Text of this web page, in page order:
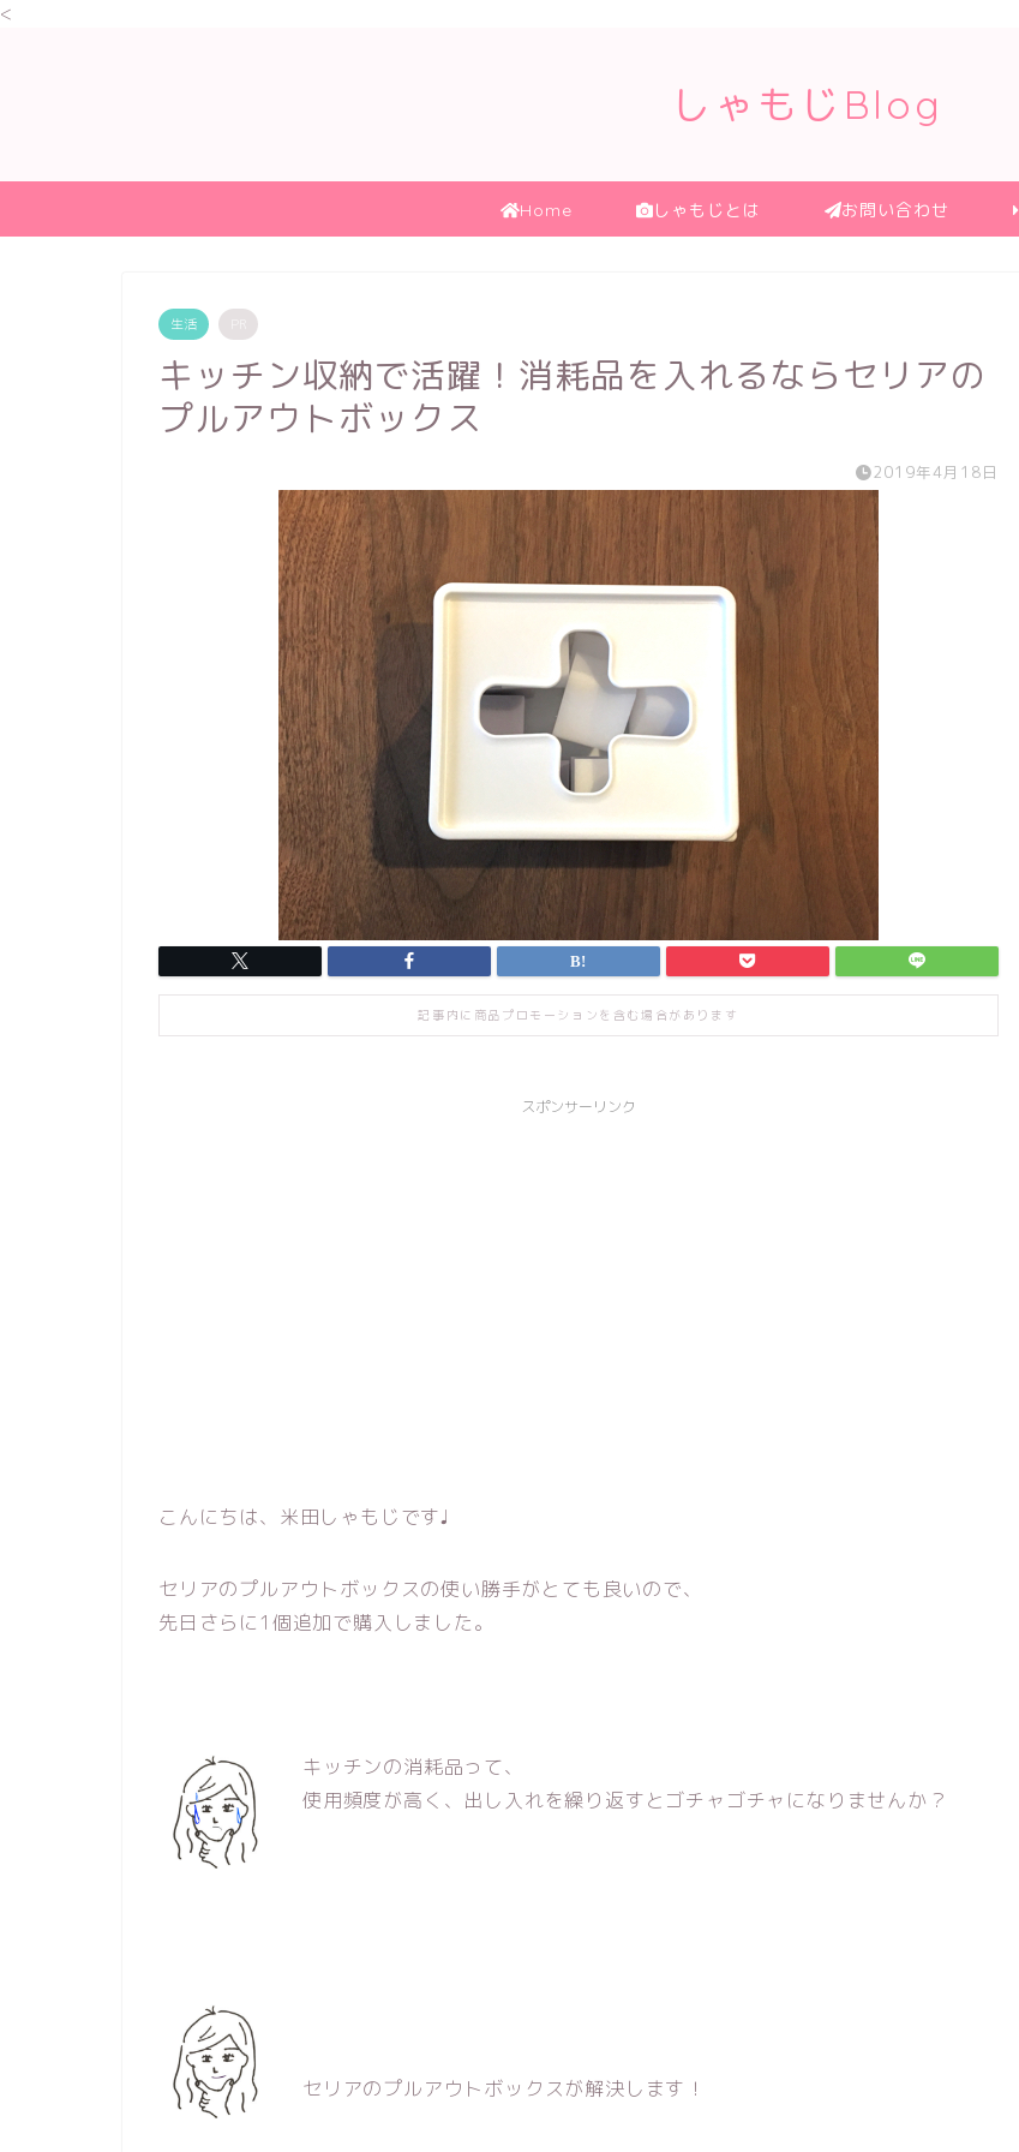
<
しゃもじBlog
Home しゃもじとは お問い合わせ
生活
キッチン収納で活躍！消耗品を入れるならセリアの
プルアウトボックス
2019年4月18日
記事内に商品プロモーションを含む場合があります
スポンサーリンク
こんにちは、米田しゃもじです♩
セリアのプルアウトボックスの使い勝手がとても良いので、
先日さらに1個追加で購入しました。
キッチンの消耗品って、
使用頻度が高く、出し入れを繰り返すとゴチャゴチャになりませんか？
セリアのプルアウトボックスが解決します！